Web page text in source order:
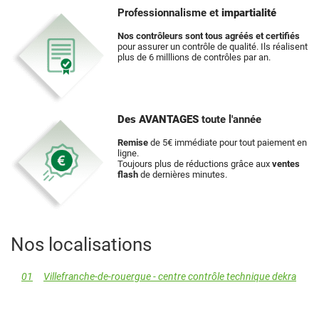
Professionnalisme et impartialité
Nos contrôleurs sont tous agréés et certifiés
pour assurer un contrôle de qualité. Ils réalisent
plus de 6 milllions de contrôles par an.
Des AVANTAGES toute l'année
Remise de 5€ immédiate pour tout paiement en
ligne.
Toujours plus de réductions grâce aux ventes
flash de dernières minutes.
Nos localisations
01 Villefranche-de-rouergue - centre contrôle technique dekra